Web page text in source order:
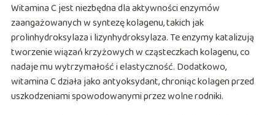
Witamina C jest niezbędna dla aktywności enzymów
zaangażowanych w syntezę kolagenu, takich jak
prolinhydroksylaza i lizynhydroksylaza. Te enzymy katalizują
tworzenie wiązań krzyżowych w cząsteczkach kolagenu, co
nadaje mu wytrzymałość i elastyczność. Dodatkowo,
witamina C działa jako antyoksydant, chroniąc kolagen przed
uszkodzeniami spowodowanymi przez wolne rodniki.